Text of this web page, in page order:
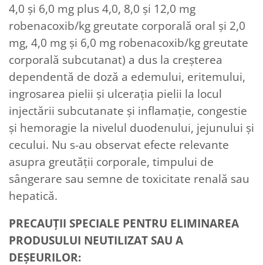
4,0 și 6,0 mg plus 4,0, 8,0 și 12,0 mg
robenacoxib/kg greutate corporală oral și 2,0
mg, 4,0 mg și 6,0 mg robenacoxib/kg greutate
corporală subcutanat) a dus la creșterea
dependentă de doză a edemului, eritemului,
ingrosarea pielii și ulcerația pielii la locul
injectării subcutanate și inflamație, congestie
și hemoragie la nivelul duodenului, jejunului și
cecului. Nu s-au observat efecte relevante
asupra greutății corporale, timpului de
sângerare sau semne de toxicitate renală sau
hepatică.
PRECAUȚII SPECIALE PENTRU ELIMINAREA
PRODUSULUI NEUTILIZAT SAU A
DEȘEURILOR: